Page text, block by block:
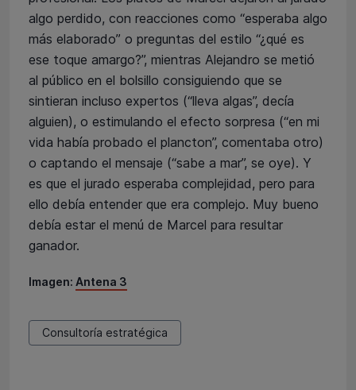
algo perdido, con reacciones como “esperaba algo
más elaborado” o preguntas del estilo “¿qué es
ese toque amargo?”, mientras Alejandro se metió
al público en el bolsillo consiguiendo que se
sintieran incluso expertos (“lleva algas”, decía
alguien), o estimulando el efecto sorpresa (“en mi
vida había probado el plancton”, comentaba otro)
o captando el mensaje (“sabe a mar”, se oye). Y
es que el jurado esperaba complejidad, pero para
ello debía entender que era complejo. Muy bueno
debía estar el menú de Marcel para resultar
ganador.
Imagen: Antena 3
Consultoría estratégica